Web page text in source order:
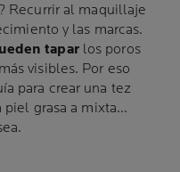
Recurrir al maquillaje
y las marcas.
taparlos poros
visibles. Por eso
para crear una tez
grasa a mixta...